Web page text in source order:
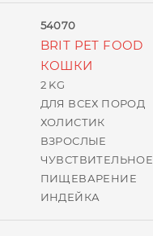
54070
BRIT PET FOOD
КОШКИ
2 KG
ДЛЯ ВСЕХ ПОРОД
ХОЛИСТИК
ВЗРОСЛЫЕ
ЧУВСТВИТЕЛЬНОЕ
ПИЩЕВАРЕНИЕ
ИНДЕЙКА